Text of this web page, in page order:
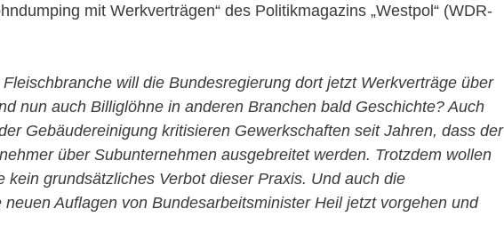
mit Werkverträgen“ des Politikmagazins „Westpol“ (WDR-
will die Bundesregierung dort jetzt Werkverträge über
nun auch Billiglöhne in anderen Branchen bald Geschichte? Auch
Gebäudereinigung kritisieren Gewerkschaften seit Jahren, dass der
über Subunternehmen ausgebreitet werden. Trotzdem wollen
kein grundsätzliches Verbot dieser Praxis. Und auch die
Auflagen von Bundesarbeitsminister Heil jetzt vorgehen und